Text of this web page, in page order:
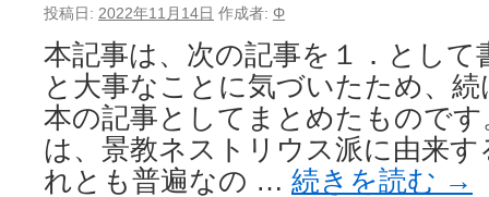
投稿日: 2022年11月14日 作成者: Φ
本記事は、次の記事を１．として
と大事なことに気づいたため、
本の記事としてまとめたもので
は、景教ネストリウス派に由来
れとも普遍なの … 続きを読む →